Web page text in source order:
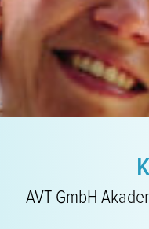
AVT GmbH